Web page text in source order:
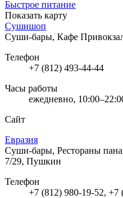
Быстрое питание
Показать карту
Сушишоп
Суши-бары, Кафе
Телефон
+7 (812) 493-44-44
Часы работы
ежедневно,
Сайт
Евразия
Суши-бары, Рестораны
7/29, Пушкин
Телефон
+7 (812) 980-19-52, +7